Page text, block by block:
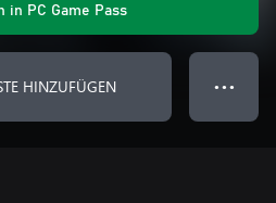
in PC Game Pass
HINZUFÜGEN ● ● ●